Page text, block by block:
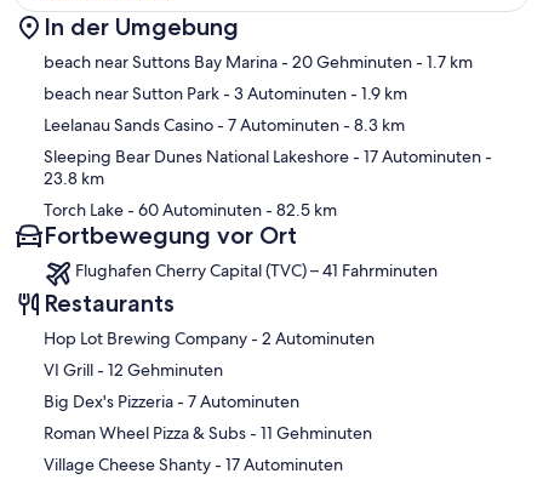
No smoking
Dogs permitted with prior approval
No parties, events, or large gatherings
No fireworks
Minimum age to book: 25 years old
Day guests are not permitted without management approval
Due to liability, township rules, and insurance policies. Maximum
capacity must not be exceeded at any time (strictly enforced and
Quiet enjoyment of the property is required; Quiet hours: 10:00
PM–8:00 AM
Photo ID may be required at check-in
Additional taxes and fees may apply
Security: Outdoor security cameras located at: front door, deck, and
Refer to rental agreement for full house rules and policy details.
________________________________________
-- INCLUDED STARTER SUPPLIES –
All linens and towels are provided. Beach towels are not provided.
Karte
In der Umgebung
beach near Suttons Bay Marina- 20 Gehminuten- 1.7 km
beach near Sutton Park- 3 Autominuten- 1.9 km
Leelanau Sands Casino- 7 Autominuten- 8.3 km
Sleeping Bear Dunes National Lakeshore- 17 Autominuten-
23.8 km
Torch Lake- 60 Autominuten- 82.5 km
Fortbewegung vor Ort
Flughafen Cherry Capital (TVC) – 41 Fahrminuten
Restaurants
‪Hop Lot Brewing Company - ‬2 Autominuten
‪VI Grill - ‬12 Gehminuten
‪Big Dex's Pizzeria - ‬7 Autominuten
‪Roman Wheel Pizza & Subs - ‬11 Gehminuten
‪Village Cheese Shanty - ‬17 Autominuten